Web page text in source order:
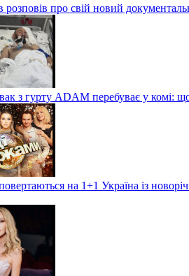
про свій новий
з гурту ADAM перебуває у комі:
на 1+1 Україна із